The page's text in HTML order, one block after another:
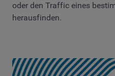
oder den Traffic eines
herausfinden.